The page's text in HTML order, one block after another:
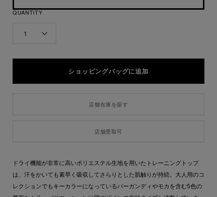
QUANTITY
1
店舗在庫を探す
店舗受取可
ドライ機能が非常に高いポリエステル生地を用いたトレーニングトップ
は、汗をかいても素早く吸収してさらりとした肌触りが持続。大人用のコ
レクションでもキーカラーになっているバーガンディやモカを含む5色の